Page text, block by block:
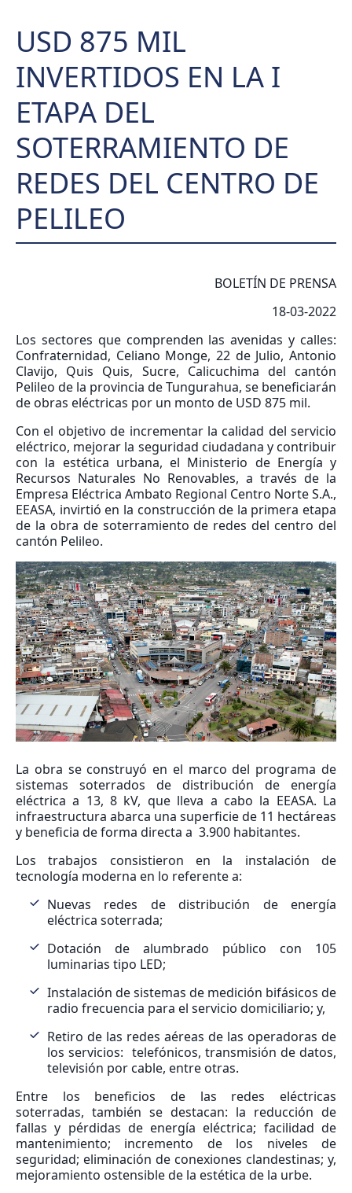
USD 875 MIL
INVERTIDOS EN LA I
ETAPA DEL
SOTERRAMIENTO DE
REDES DEL CENTRO DE
PELILEO
BOLETÍN DE PRENSA
18-03-2022
Los sectores que comprenden las avenidas y calles:
Confraternidad, Celiano Monge, 22 de Julio, Antonio
Clavijo, Quis Quis, Sucre, Calicuchima del cantón
Pelileo de la provincia de Tungurahua, se beneficiarán
de obras eléctricas por un monto de USD 875 mil.
Con el objetivo de incrementar la calidad del servicio
eléctrico, mejorar la seguridad ciudadana y contribuir
con la estética urbana, el Ministerio de Energía y
Recursos Naturales No Renovables, a través de la
Empresa Eléctrica Ambato Regional Centro Norte S.A.,
EEASA, invirtió en la construcción de la primera etapa
de la obra de soterramiento de redes del centro del
cantón Pelileo.
La obra se construyó en el marco del programa de
sistemas soterrados de distribución de energía
eléctrica a 13, 8 kV, que lleva a cabo la EEASA. La
infraestructura abarca una superficie de 11 hectáreas
y beneficia de forma directa a 3.900 habitantes.
Los trabajos consistieron en la instalación de
tecnología moderna en lo referente a:
Nuevas redes de distribución de energía
eléctrica soterrada;
Dotación de alumbrado público con 105
luminarias tipo LED;
Instalación de sistemas de medición bifásicos de
radio frecuencia para el servicio domiciliario; y,
Retiro de las redes aéreas de las operadoras de
los servicios: telefónicos, transmisión de datos,
televisión por cable, entre otras.
Entre los beneficios de las redes eléctricas
soterradas, también se destacan: la reducción de
fallas y pérdidas de energía eléctrica; facilidad de
mantenimiento; incremento de los niveles de
seguridad; eliminación de conexiones clandestinas; y,
mejoramiento ostensible de la estética de la urbe.